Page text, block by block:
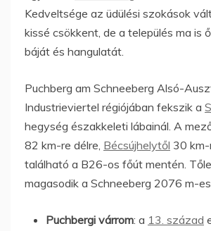
Kedveltsége az üdülési szokások
kissé csökkent, de a település ma is
báját és hangulatát.
Puchberg am Schneeberg Alsó-
Industrieviertel régiójában fekszik a
hegység északkeleti lábainál. A
82 km-re délre, Bécsújhelytől 30
található a B26-os főút mentén.
magasodik a Schneeberg 2076 m-
Puchbergi várrom: a 13. század